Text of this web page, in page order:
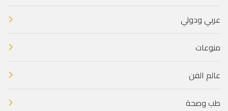
عربي ودولي
منوعات
عالم الفن
طب وصحة